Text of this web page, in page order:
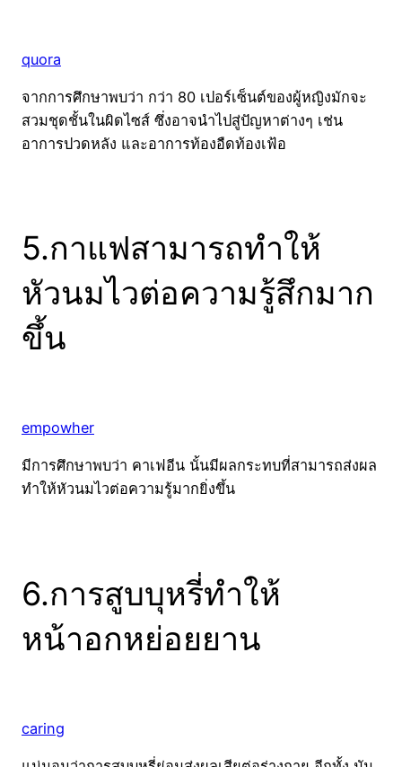
quora
จากการศึกษาพบว่า กว่า 80 เปอร์เซ็นต์ของผู้หญิงมักจะ
สวมชุดชั้นในผิดไซส์ ซึ่งอาจนำไปสู่ปัญหาต่างๆ เช่น
อาการปวดหลัง และอาการท้องอืดท้องเฟ้อ
5.กาแฟสามารถทำให้
หัวนมไวต่อความรู้สึกมาก
ขึ้น
empowher
มีการศึกษาพบว่า คาเฟอีน นั้นมีผลกระทบที่สามารถส่งผล
ทำให้หัวนมไวต่อความรู้มากยิ่งขึ้น
6.การสูบบุหรี่ทำให้
หน้าอกหย่อยยาน
caring